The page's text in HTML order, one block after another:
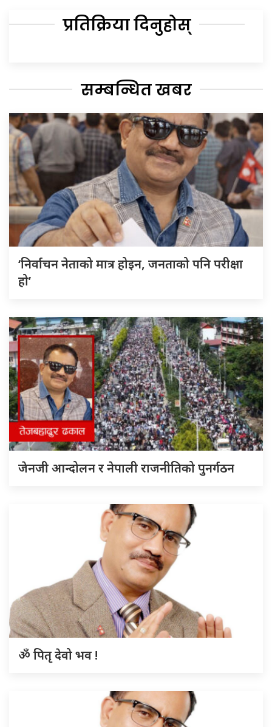
प्रतिक्रिया दिनुहोस्
सम्बन्धित खबर
‘निर्वाचन नेताको मात्र होइन, जनताको पनि परीक्षा
हो’
जेनजी आन्दोलन र नेपाली राजनीतिको पुनर्गठन
ॐ पितृ देवो भव !